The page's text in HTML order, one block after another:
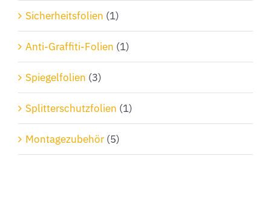
Sicherheitsfolien (1)
Anti-Graffiti-Folien (1)
Spiegelfolien (3)
Splitterschutzfolien (1)
Montagezubehör (5)